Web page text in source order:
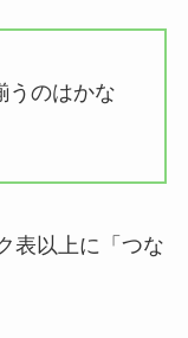
うのはかな
表以上に「つな